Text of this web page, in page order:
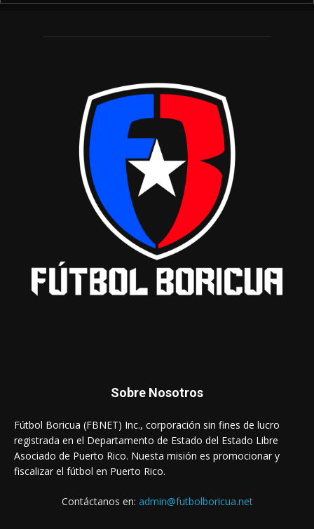
Sobre Nosotros
Fútbol Boricua (FBNET) Inc., corporación sin fines de lucro
registrada en el Departamento de Estado del Estado Libre
Asociado de Puerto Rico. Nuesta misión es promocionar y
fiscalizar el fútbol en Puerto Rico.
Contáctanos en: admin@futbolboricua.net